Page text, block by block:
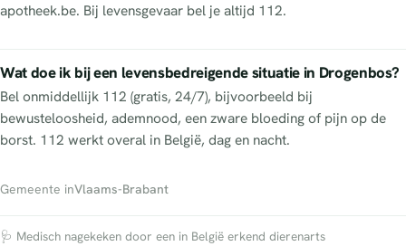
apotheek.be. Bij levensgevaar bel je altijd 112.
Wat doe ik bij een levensbedreigende situatie in Drogenbos?
Bel onmiddellijk 112 (gratis, 24/7), bijvoorbeeld bij
bewusteloosheid, ademnood, een zware bloeding of pijn op de
borst. 112 werkt overal in België, dag en nacht.
Gemeente inVlaams-Brabant
🩺 Medisch nagekeken door een in België erkend dierenarts